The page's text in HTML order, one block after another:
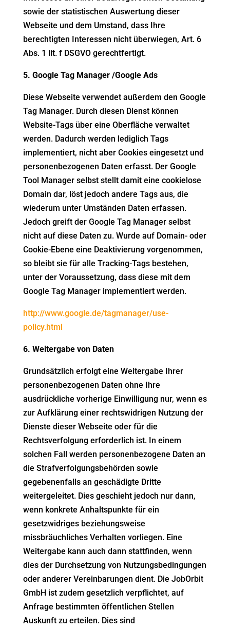
sowie der statistischen Auswertung dieser
Webseite und dem Umstand, dass Ihre
berechtigten Interessen nicht überwiegen, Art. 6
Abs. 1 lit. f DSGVO gerechtfertigt.
5. Google Tag Manager /Google Ads
Diese Webseite verwendet außerdem den Google
Tag Manager. Durch diesen Dienst können
Website-Tags über eine Oberfläche verwaltet
werden. Dadurch werden lediglich Tags
implementiert, nicht aber Cookies eingesetzt und
personenbezogenen Daten erfasst. Der Google
Tool Manager selbst stellt damit eine cookielose
Domain dar, löst jedoch andere Tags aus, die
wiederum unter Umständen Daten erfassen.
Jedoch greift der Google Tag Manager selbst
nicht auf diese Daten zu. Wurde auf Domain- oder
Cookie-Ebene eine Deaktivierung vorgenommen,
so bleibt sie für alle Tracking-Tags bestehen,
unter der Voraussetzung, dass diese mit dem
Google Tag Manager implementiert werden.
http://www.google.de/tagmanager/use-
policy.html
6. Weitergabe von Daten
Grundsätzlich erfolgt eine Weitergabe Ihrer
personenbezogenen Daten ohne Ihre
ausdrückliche vorherige Einwilligung nur, wenn es
zur Aufklärung einer rechtswidrigen Nutzung der
Dienste dieser Webseite oder für die
Rechtsverfolgung erforderlich ist. In einem
solchen Fall werden personenbezogene Daten an
die Strafverfolgungsbehörden sowie
gegebenenfalls an geschädigte Dritte
weitergeleitet. Dies geschieht jedoch nur dann,
wenn konkrete Anhaltspunkte für ein
gesetzwidriges beziehungsweise
missbräuchliches Verhalten vorliegen. Eine
Weitergabe kann auch dann stattfinden, wenn
dies der Durchsetzung von Nutzungsbedingungen
oder anderer Vereinbarungen dient. Die JobOrbit
GmbH ist zudem gesetzlich verpflichtet, auf
Anfrage bestimmten öffentlichen Stellen
Auskunft zu erteilen. Dies sind